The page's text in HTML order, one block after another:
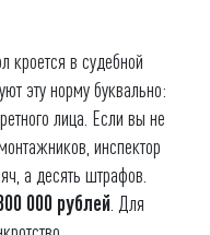
кроется в судебной
эту норму буквально:
лица. Если вы не
инспектор
а десять штрафов.
000 рублей . Для